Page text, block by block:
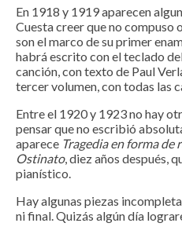
En 1918 y 1919 aparecen
Cuesta creer que no compuso
son el marco de su primer
habrá escrito con el teclado
canción, con texto de Paul
tercer volumen, con todas las
Entre el 1920 y 1923 no hay
pensar que no escribió
aparece Tragedia en forma de
Ostinato, diez años después,
pianístico.
Hay algunas piezas
ni final. Quizás algún día